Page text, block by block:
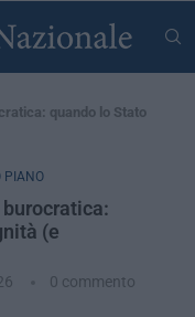
quando lo Stato
PIANO
(e
0 commento